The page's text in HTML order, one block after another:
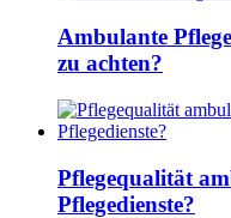
Ambulante
zu achten?
Pflegequalität
Pflegedienste?